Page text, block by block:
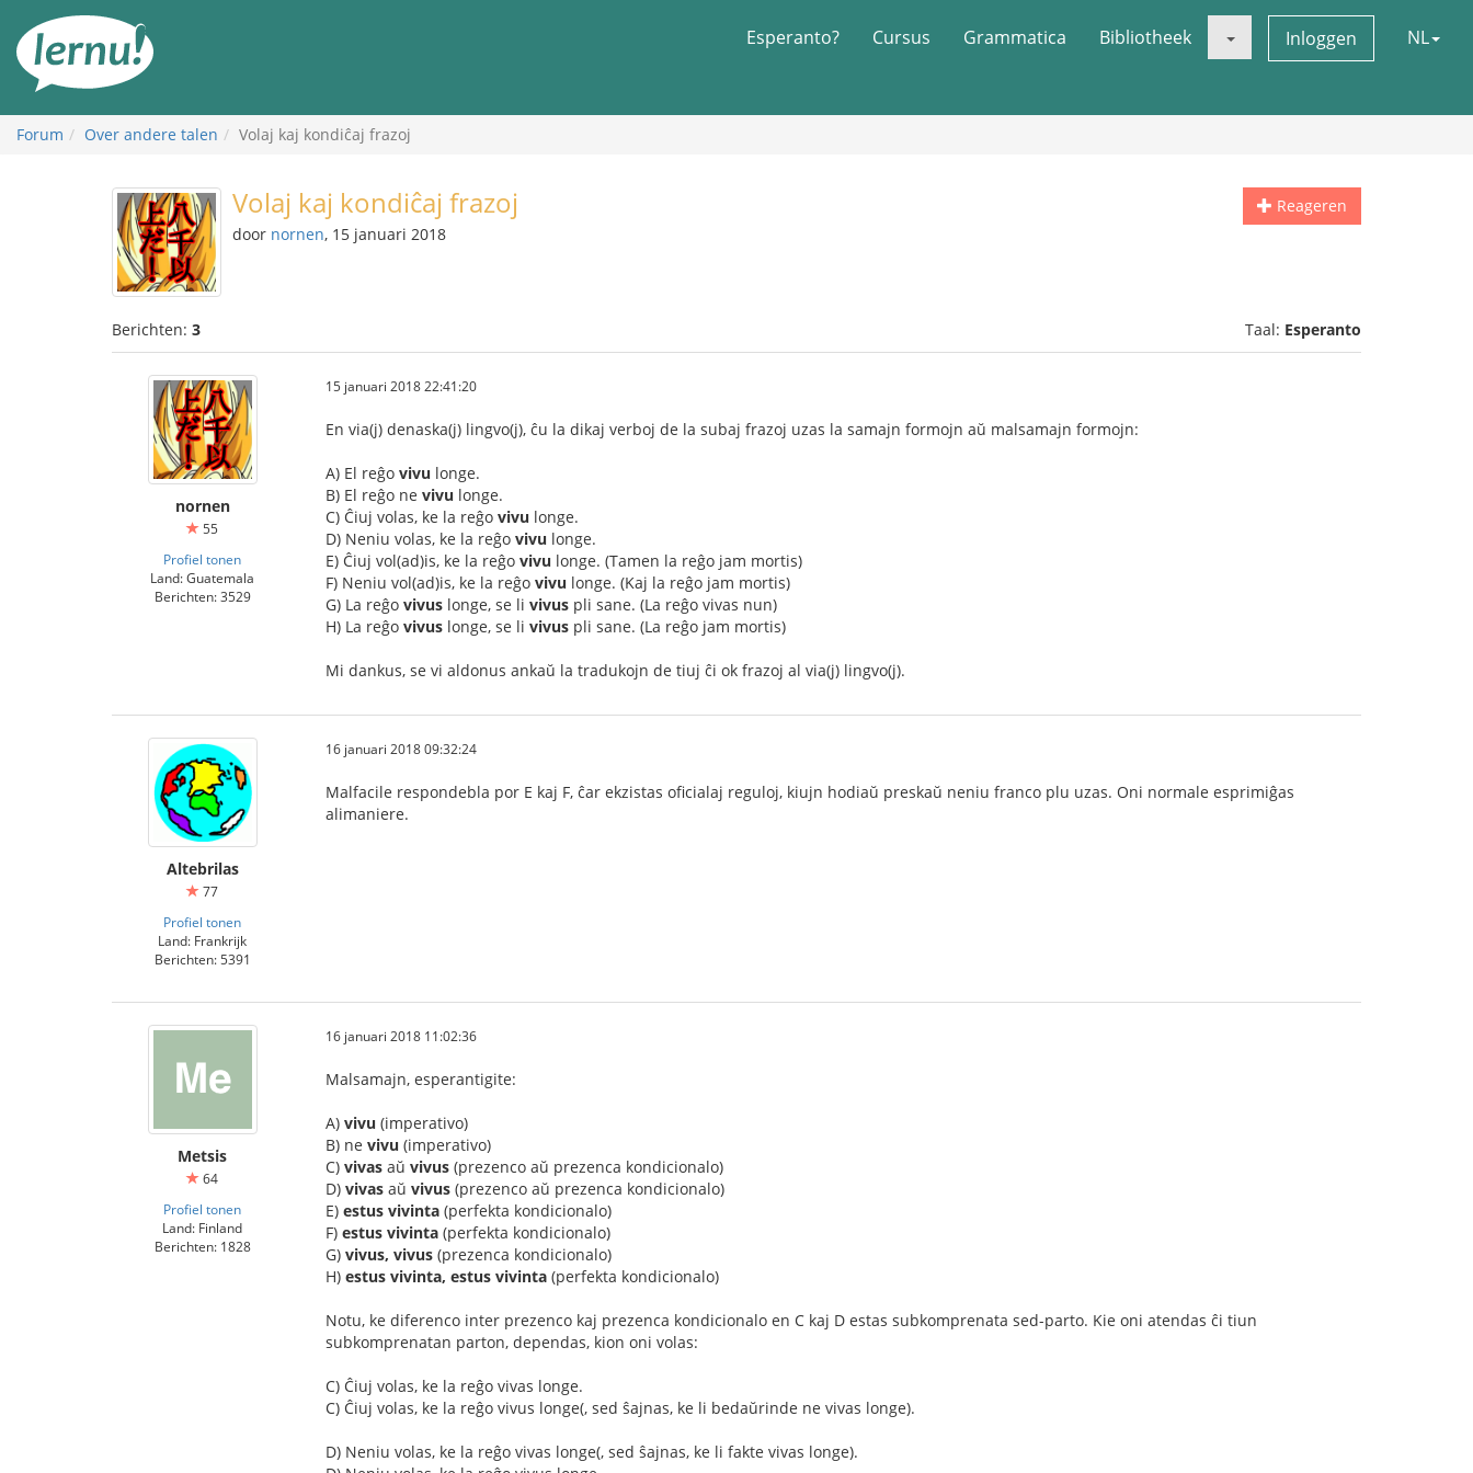
inhoud
Esperanto? Cursus Grammatica Bibliotheek Inloggen NL
Forum Over andere talen Volaj kaj kondiĉaj frazoj
Reageren
Volaj kaj kondiĉaj frazoj
door nornen, 15 januari 2018
Berichten: 3 Taal: Esperanto
nornen
55
Profiel tonen
Land: Guatemala
Berichten: 3529
15 januari 2018 22:41:20
En via(j) denaska(j) lingvo(j), ĉu la dikaj verboj de la subaj frazoj uzas la samajn formojn aŭ malsamajn formojn:
A) El reĝo vivu longe.
B) El reĝo ne vivu longe.
C) Ĉiuj volas, ke la reĝo vivu longe.
D) Neniu volas, ke la reĝo vivu longe.
E) Ĉiuj vol(ad)is, ke la reĝo vivu longe. (Tamen la reĝo jam mortis)
F) Neniu vol(ad)is, ke la reĝo vivu longe. (Kaj la reĝo jam mortis)
G) La reĝo vivus longe, se li vivus pli sane. (La reĝo vivas nun)
H) La reĝo vivus longe, se li vivus pli sane. (La reĝo jam mortis)
Mi dankus, se vi aldonus ankaŭ la tradukojn de tiuj ĉi ok frazoj al via(j) lingvo(j).
Altebrilas
77
Profiel tonen
Land: Frankrijk
Berichten: 5391
16 januari 2018 09:32:24
Malfacile respondebla por E kaj F, ĉar ekzistas oficialaj reguloj, kiujn hodiaŭ preskaŭ neniu franco plu uzas. Oni normale esprimiĝas
alimaniere.
Metsis
64
Profiel tonen
Land: Finland
Berichten: 1828
16 januari 2018 11:02:36
Malsamajn, esperantigite:
A) vivu (imperativo)
B) ne vivu (imperativo)
C) vivas aŭ vivus (prezenco aŭ prezenca kondicionalo)
D) vivas aŭ vivus (prezenco aŭ prezenca kondicionalo)
E) estus vivinta (perfekta kondicionalo)
F) estus vivinta (perfekta kondicionalo)
G) vivus, vivus (prezenca kondicionalo)
H) estus vivinta, estus vivinta (perfekta kondicionalo)
Notu, ke diferenco inter prezenco kaj prezenca kondicionalo en C kaj D estas subkomprenata sed-parto. Kie oni atendas ĉi tiun
subkomprenatan parton, dependas, kion oni volas:
C) Ĉiuj volas, ke la reĝo vivas longe.
C) Ĉiuj volas, ke la reĝo vivus longe(, sed ŝajnas, ke li bedaŭrinde ne vivas longe).
D) Neniu volas, ke la reĝo vivas longe(, sed ŝajnas, ke li fakte vivas longe).